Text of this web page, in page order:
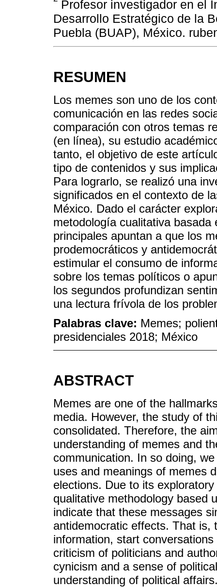
Profesor investigador en el
Desarrollo Estratégico de la
Puebla (BUAP), México.
RESUMEN
Los memes son uno de los
comunicación en las redes
comparación con otros temas
(en línea), su estudio
tanto, el objetivo de este
tipo de contenidos y sus
Para lograrlo, se realizó una
significados en el contexto de
México. Dado el carácter
metodología cualitativa
principales apuntan a que los
prodemocráticos y
estimular el consumo de
sobre los temas políticos o
los segundos profundizan
una lectura frívola de los
Palabras clave: Memes;
presidenciales 2018; México
ABSTRACT
Memes are one of the
media. However, the study of
consolidated. Therefore, the
understanding of memes and
communication. In so doing,
uses and meanings of memes
elections. Due to its
qualitative methodology based
indicate that these messages
antidemocratic effects. That is,
information, start
criticism of politicians and
cynicism and a sense of
understanding of political